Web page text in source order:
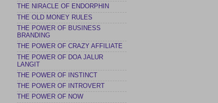
THE NIRACLE OF ENDORPHIN
THE OLD MONEY RULES
THE POWER OF BUSINESS
BRANDING
THE POWER OF CRAZY AFFILIATE
THE POWER OF DOA JALUR
LANGIT
THE POWER OF INSTINCT
THE POWER OF INTROVERT
THE POWER OF NOW